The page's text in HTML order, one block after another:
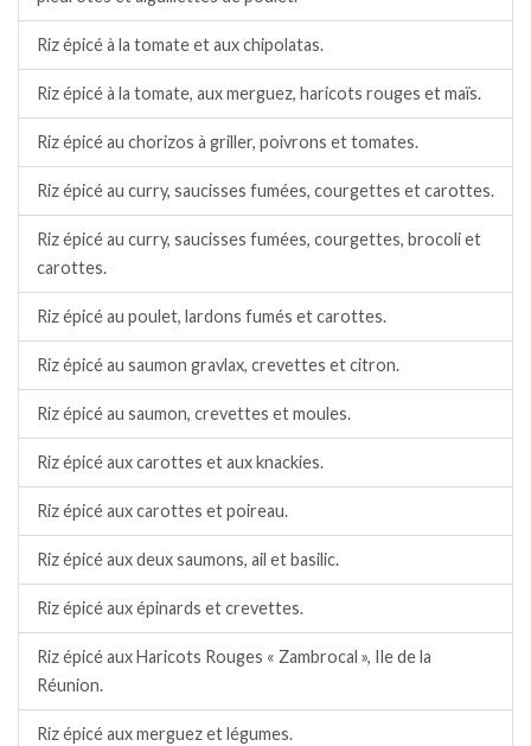
Riz épicé à la tomate et aux chipolatas.
Riz épicé à la tomate, aux merguez, haricots rouges et maïs.
Riz épicé au chorizos à griller, poivrons et tomates.
Riz épicé au curry, saucisses fumées, courgettes et carottes.
Riz épicé au curry, saucisses fumées, courgettes, brocoli et
carottes.
Riz épicé au poulet, lardons fumés et carottes.
Riz épicé au saumon gravlax, crevettes et citron.
Riz épicé au saumon, crevettes et moules.
Riz épicé aux carottes et aux knackies.
Riz épicé aux carottes et poireau.
Riz épicé aux deux saumons, ail et basilic.
Riz épicé aux épinards et crevettes.
Riz épicé aux Haricots Rouges « Zambrocal », Ile de la
Réunion.
Riz épicé aux merguez et légumes.